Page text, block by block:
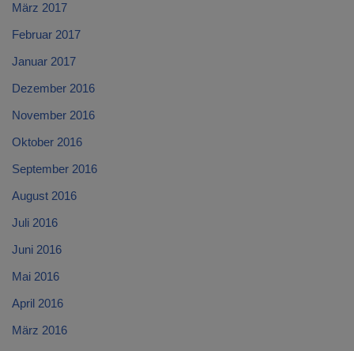
März 2017
Februar 2017
Januar 2017
Dezember 2016
November 2016
Oktober 2016
September 2016
August 2016
Juli 2016
Juni 2016
Mai 2016
April 2016
März 2016